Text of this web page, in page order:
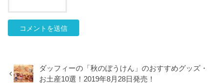
ダッフィーの「秋のぼうけん」のおすすめグッズ・
お土産10選！2019年8月28日発売！